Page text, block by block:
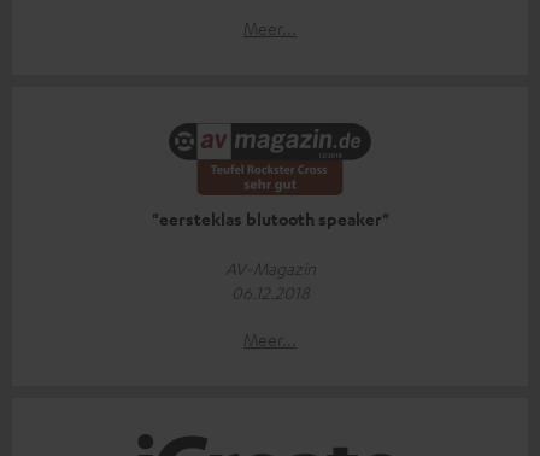
Meer...
"eersteklas blutooth speaker"
AV-Magazin
06.12.2018
Meer...